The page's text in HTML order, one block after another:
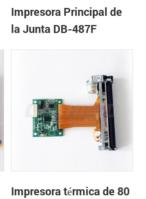
Impresora Principal de
la Junta DB-487F
Impresora térmica de 80